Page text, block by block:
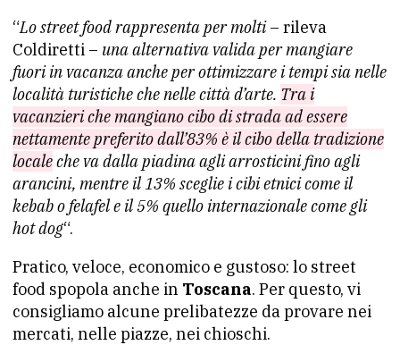
“Lo street food rappresenta per molti– rileva
Coldiretti – una alternativa valida per mangiare
fuori in vacanza anche per ottimizzare i tempi sia nelle
località turistiche che nelle città d’arte. Tra i
vacanzieri che mangiano cibo di strada ad essere
nettamente preferito dall’83% è il cibo della tradizione
localeche va dalla piadina agli arrosticini fino agli
arancini, mentre il 13% sceglie i cibi etnici come il
kebab o felafel e il 5% quello internazionale come gli
hot dog“.
Pratico, veloce, economico e gustoso: lo street
food spopola anche in Toscana. Per questo, vi
consigliamo alcune prelibatezze da provare nei
mercati, nelle piazze, nei chioschi.